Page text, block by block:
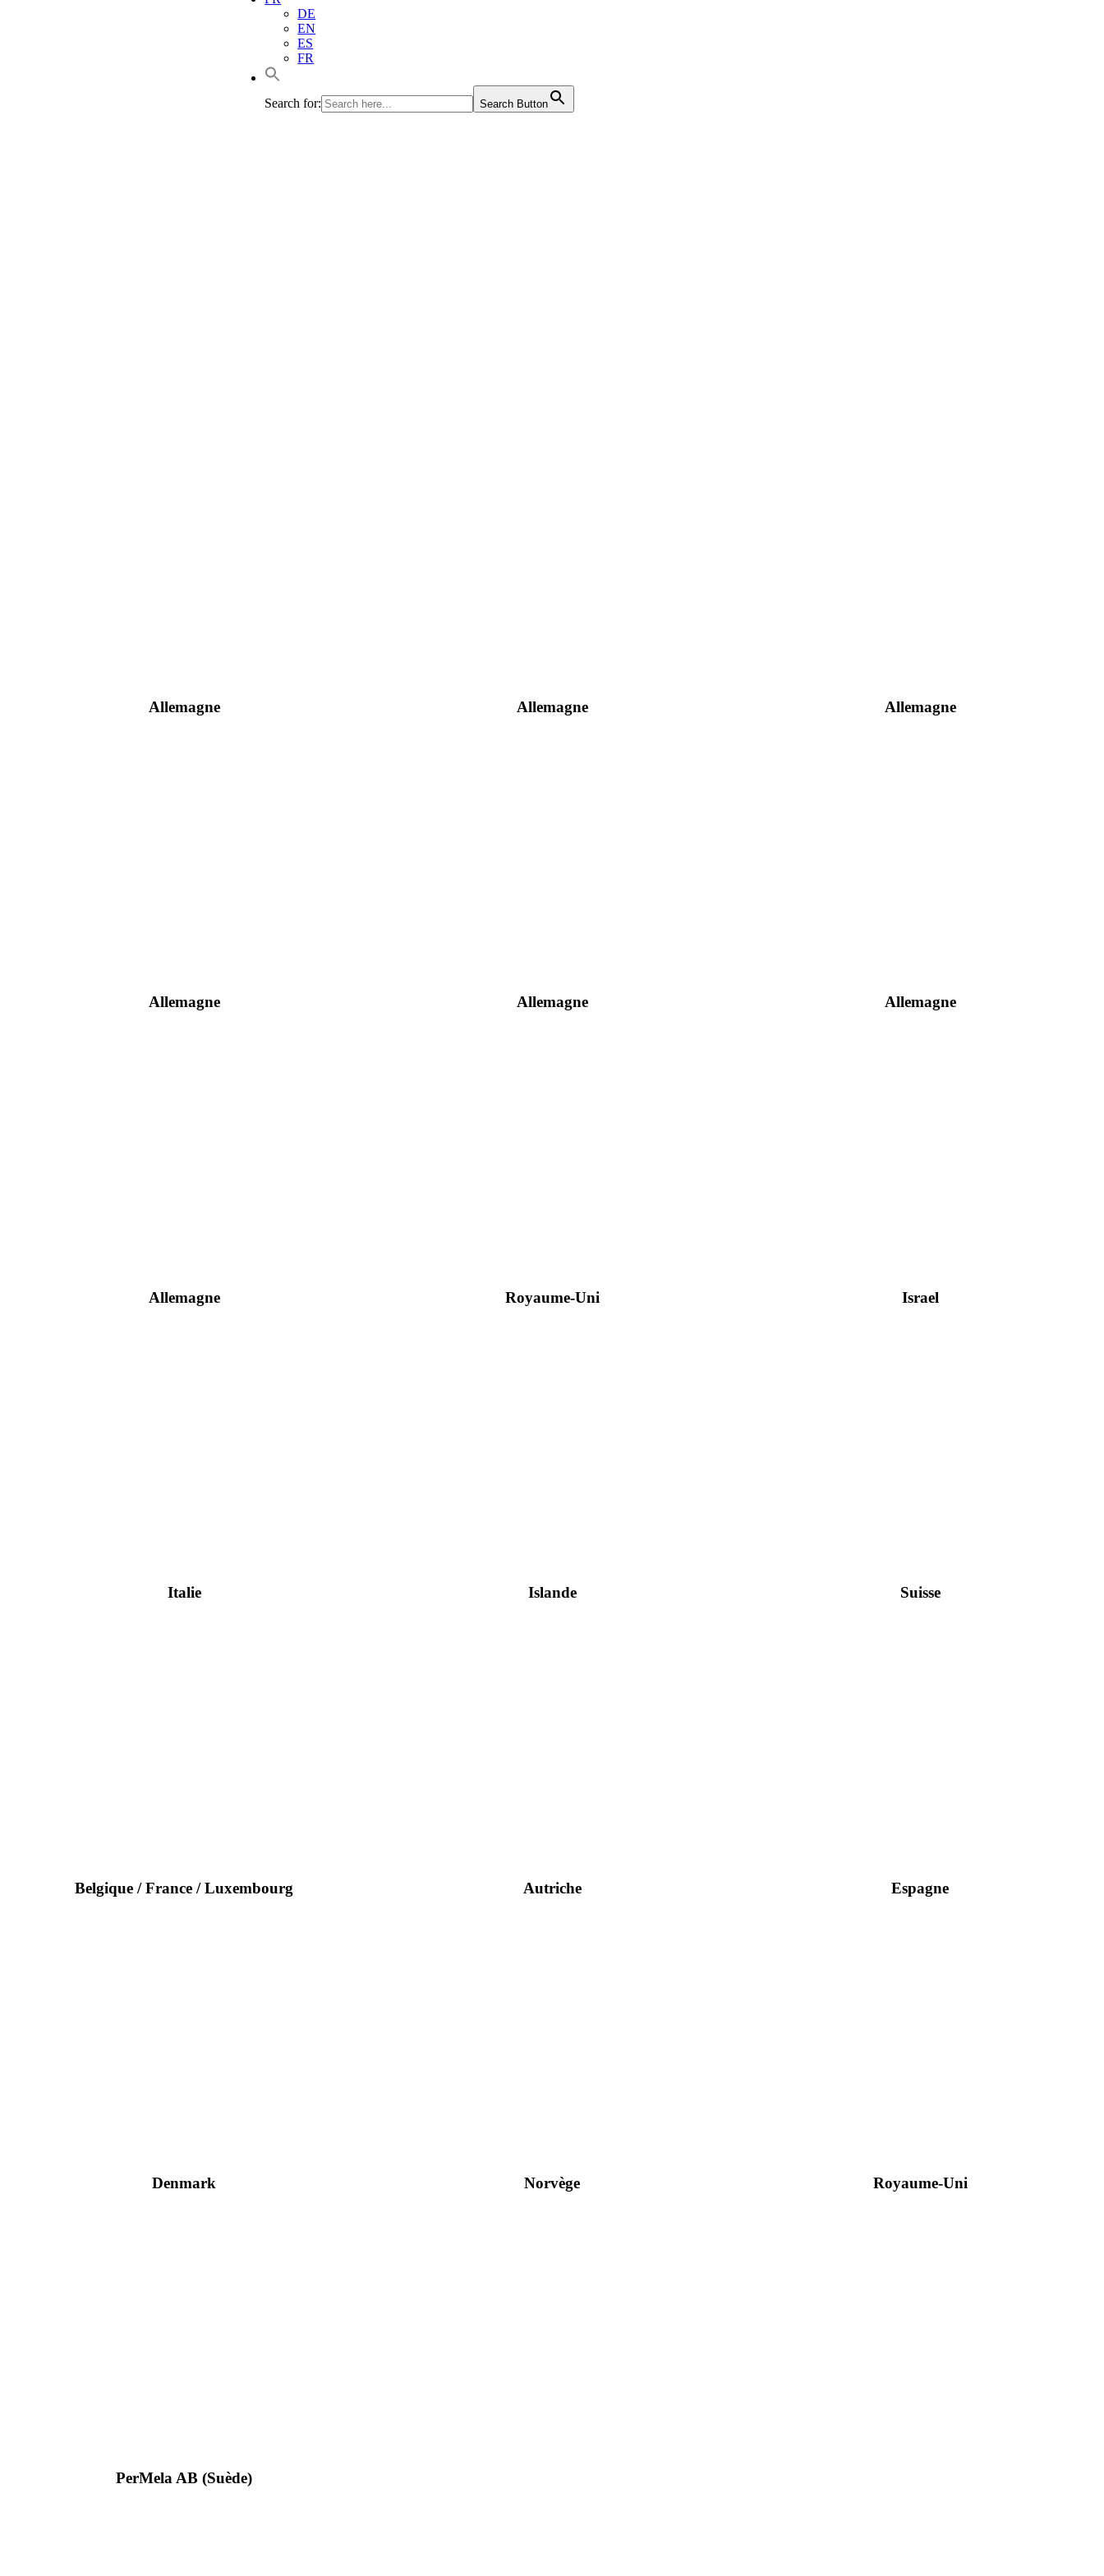
DE
EN
ES
FR
Search for: Search Button
Allemagne Allemagne Allemagne
Allemagne Allemagne Allemagne
Allemagne Royaume-Uni Israel
Italie Islande Suisse
Belgique / France / Luxembourg Autriche Espagne
Denmark Norvège Royaume-Uni
PerMela AB (Suède)